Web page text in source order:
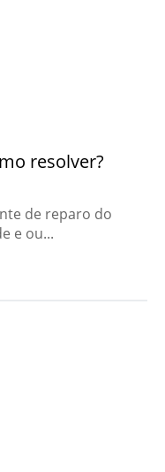
resolver?
de reparo do
e ou...